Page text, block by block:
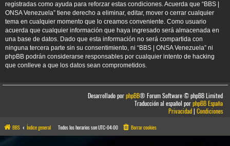
registradas como ayuda para reforzar estas condiciones. Acuerda que “BBS |
ONSA Venezuela” tiene derecho a eliminar, editar, mover o cerrar cualquier
tema en cualquier momento que lo creamos conveniente. Como usuario
acuerda que cualquier información que haya ingresado será almacenada en
una base de datos. Dado que esta información no será compartida con
ninguna tercera parte sin su consentimiento, ni “BBS | ONSA Venezuela” ni
phpBB podrán considerarse responsables por cualquier intento de hacking
que conlleve a que los datos sean comprometidos.
Desarrollado porphpBB® Forum Software © phpBB Limited
Traducción al español porphpBB España
Privacidad|Condiciones
BBS Índice general Todos los horarios sonUTC-04:00 Borrar cookies